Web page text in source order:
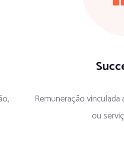
Remuneração
ou